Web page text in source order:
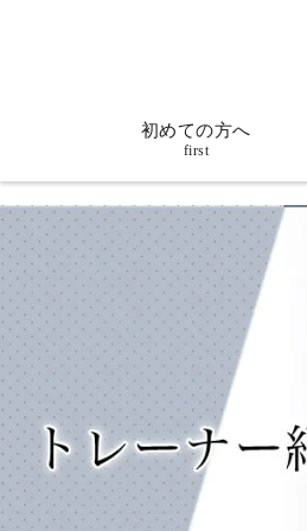
初めての方へ
first